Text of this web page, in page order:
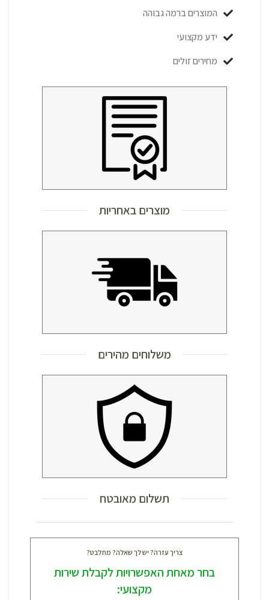
המוצרים ברמה גבוהה
ידע מקצועי
מחירים זולים
מוצרים באחריות
משלוחים מהירים
תשלום מאובטח
צריך עזרה? יש לך שאלה? מתלבט?
בחר מאחת האפשרויות לקבלת שירות
מקצועי: